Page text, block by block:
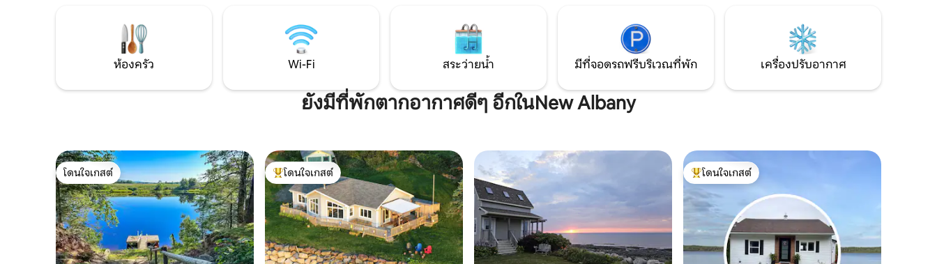
หาการผจญภัยหรือสถานที่พักผ่อน Hidden
Lake West เชิญคุณมาผ่อนคลายและเติม
พลังในบรรยากาศที่น่าทึ่ง
ห้องครัว Wi-Fi สระว่ายน้ำ มีที่จอดรถฟรีบริเวณที่พัก เครื่องปรับอากาศ
ยังมีที่พักตากอากาศดีๆ อีกในNew Albany
โดนใจเกสต์
โดนใจเกสต์
โดนใจเกสต์ที่สุด
โดนใจเกสต์
โดนใจเกสต์ที่สุด
โดนใจเกสต์